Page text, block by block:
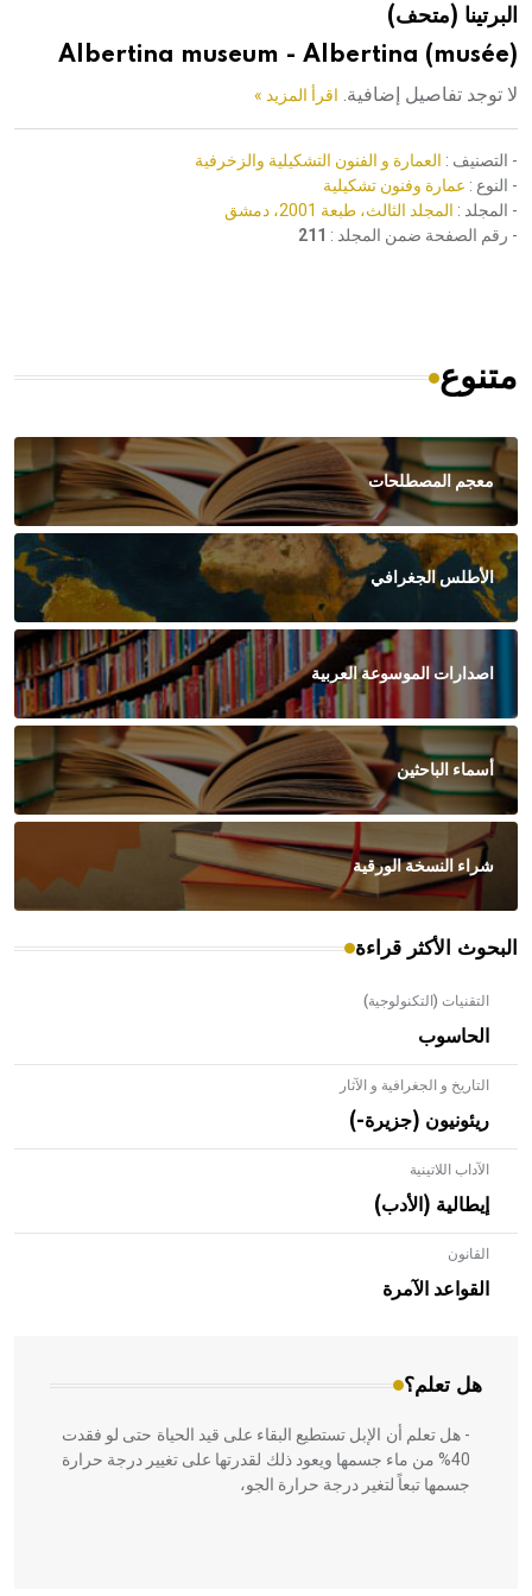
هيئة الموسوعة العربية تطلق موسوعات جديدة في عام 2026البرتينا (متحف)
Albertina museum - Albertina (musée)
لا توجد تفاصيل إضافية. اقرأ المزيد »
- التصنيف : العمارة و الفنون التشكيلية والزخرفية
- النوع : عمارة وفنون تشكيلية
- المجلد : المجلد الثالث، طبعة 2001، دمشق
- رقم الصفحة ضمن المجلد : 211
متنوع
معجم المصطلحات
الأطلس الجغرافي
اصدارات الموسوعة العربية
أسماء الباحثين
شراء النسخة الورقية
البحوث الأكثر قراءة
التقنيات (التكنولوجية)
الحاسوب
التاريخ و الجغرافية و الآثار
ريئونيون (جزيرة-)
الآداب اللاتينية
إيطالية (الأدب)
القانون
القواعد الآمرة
هل تعلم؟
- هل تعلم أن الأبلق نوع من الفنون الهندسية التي ارتبطت
بالعمارة الإسلامية في بلاد الشام ومصر خاصة، حيث يحرص
المعمار على بناء مداميكه وخاصة في الواجهات
- هل تعلم أن الإبل تستطيع البقاء على قيد الحياة حتى لو فقدت
40% من ماء جسمها ويعود ذلك لقدرتها على تغيير درجة حرارة
جسمها تبعاً لتغير درجة حرارة الجو،